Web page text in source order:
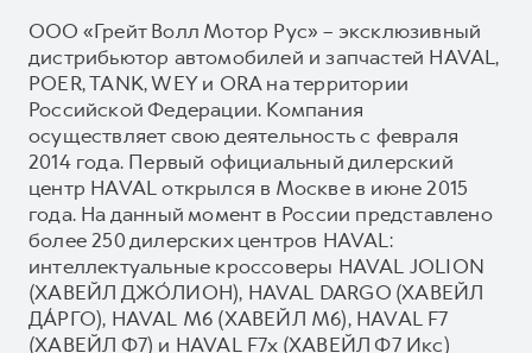
ООО «Грейт Волл Мотор Рус» – эксклюзивный
дистрибьютор автомобилей и запчастей HAVAL,
POER, TANK, WEY и ORA на территории
Российской Федерации. Компания
осуществляет свою деятельность с февраля
2014 года. Первый официальный дилерский
центр HAVAL открылся в Москве в июне 2015
года. На данный момент в России представлено
более 250 дилерских центров HAVAL:
интеллектуальные кроссоверы HAVAL JOLION
(ХАВЕЙЛ ДЖО́ЛИОН), HAVAL DARGO (ХАВЕЙЛ
ДА́РГО), HAVAL М6 (ХАВЕЙЛ M6), HAVAL F7
(ХАВЕЙЛ Ф7) и HAVAL F7x (ХАВЕЙЛ Ф7 Икс)